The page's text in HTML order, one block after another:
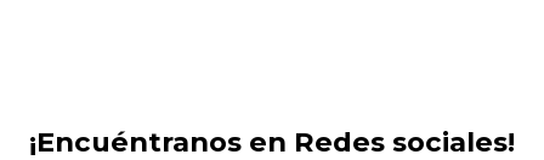
¡Encuéntranos en Redes sociales!